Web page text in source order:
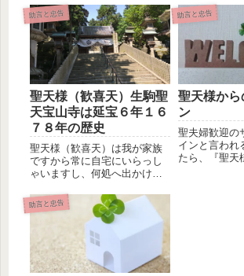
助言と忠告
聖天様（歓喜天）生駒聖
天宝山寺は延宝６年１６
７８年の歴史
聖天様（歓喜天）は我が家族
ですから常に自宅にいらっし
ゃいますし、何処へ出かける
聖天様（...
助言と忠告
聖天様から
ン
聖夫婦歓迎の
インと言われ
たら、『聖天
助言と忠告